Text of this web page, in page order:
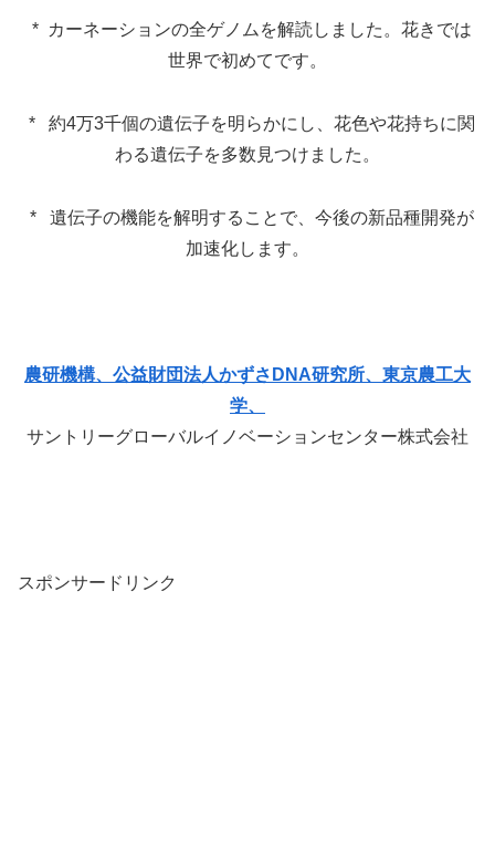
* カーネーションの全ゲノムを解読しました。花きでは
世界で初めてです。
* 約4万3千個の遺伝子を明らかにし、花色や花持ちに関
わる遺伝子を多数見つけました。
* 遺伝子の機能を解明することで、今後の新品種開発が
加速化します。
農研機構、公益財団法人かずさDNA研究所、東京農工大
学、
サントリーグローバルイノベーションセンター株式会社
スポンサードリンク